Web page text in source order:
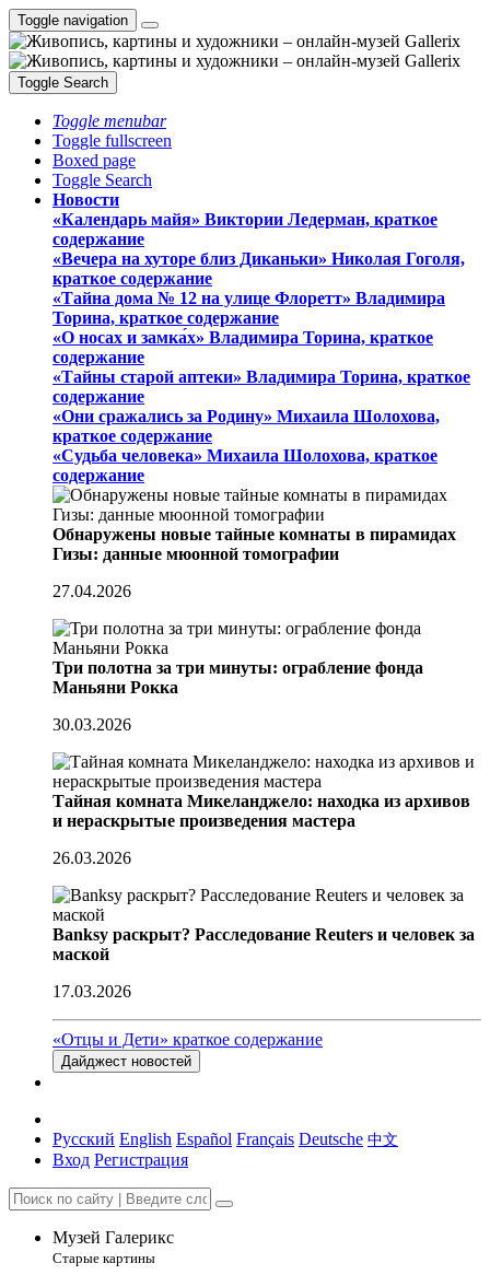
Toggle navigation
Toggle Search
Toggle menubar
Toggle fullscreen
Boxed page
Toggle Search
Новости
«Календарь майя» Виктории Ледерман, краткое
содержание
«Вечера на хуторе близ Диканьки» Николая Гоголя,
краткое содержание
«Тайна дома № 12 на улице Флоретт» Владимира
Торина, краткое содержание
«О носах и замка́х» Владимира Торина, краткое
содержание
«Тайны старой аптеки» Владимира Торина, краткое
содержание
«Они сражались за Родину» Михаила Шолохова,
краткое содержание
«Судьба человека» Михаила Шолохова, краткое
содержание
Обнаружены новые тайные комнаты в пирамидах
Гизы: данные мюонной томографии
27.04.2026
Три полотна за три минуты: ограбление фонда
Маньяни Рокка
30.03.2026
Тайная комната Микеланджело: находка из архивов
и нераскрытые произведения мастера
26.03.2026
Banksy раскрыт? Расследование Reuters и человек за
маской
17.03.2026
«Отцы и Дети» краткое содержание
Дайджест новостей
Русский English Español Français Deutsche 中文
Вход Регистрация
Музей Галерикс
Старые картины